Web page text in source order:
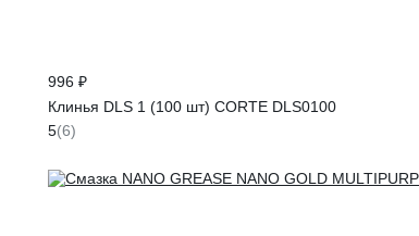
996 ₽
Клинья DLS 1 (100 шт) CORTE DLS0100
5(6)